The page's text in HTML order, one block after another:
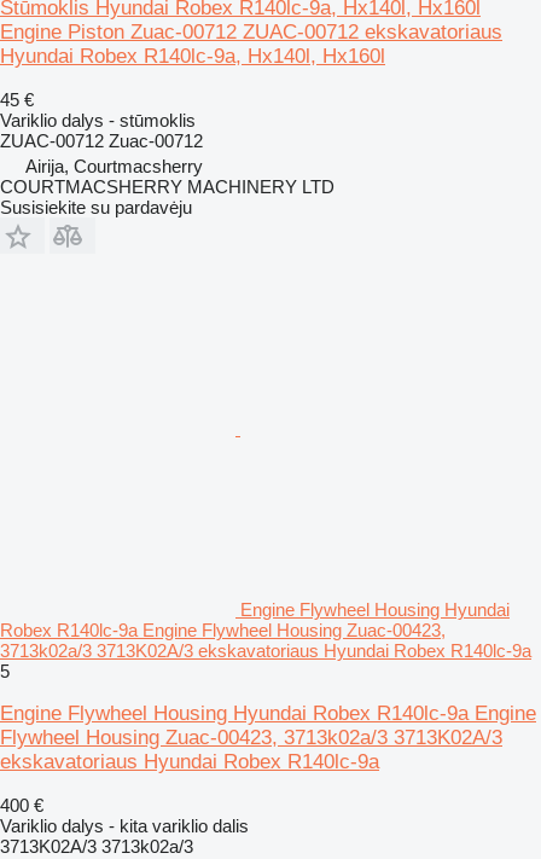
Stūmoklis Hyundai Robex R140lc-9a, Hx140l, Hx160l
Engine Piston Zuac-00712 ZUAC-00712 ekskavatoriaus
Hyundai Robex R140lc-9a, Hx140l, Hx160l
45 €
Variklio dalys - stūmoklis
ZUAC-00712 Zuac-00712
Airija, Courtmacsherry
COURTMACSHERRY MACHINERY LTD
Susisiekite su pardavėju
Engine Flywheel Housing Hyundai
Robex R140lc-9a Engine Flywheel Housing Zuac-00423,
3713k02a/3 3713K02A/3 ekskavatoriaus Hyundai Robex R140lc-9a
5
Engine Flywheel Housing Hyundai Robex R140lc-9a Engine
Flywheel Housing Zuac-00423, 3713k02a/3 3713K02A/3
ekskavatoriaus Hyundai Robex R140lc-9a
400 €
Variklio dalys - kita variklio dalis
3713K02A/3 3713k02a/3